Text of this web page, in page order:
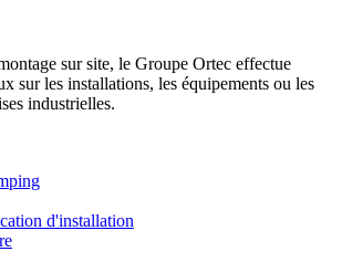
sur site, le Groupe Ortec effectue
sur les installations, les équipements ou les
industrielles.
d'installation